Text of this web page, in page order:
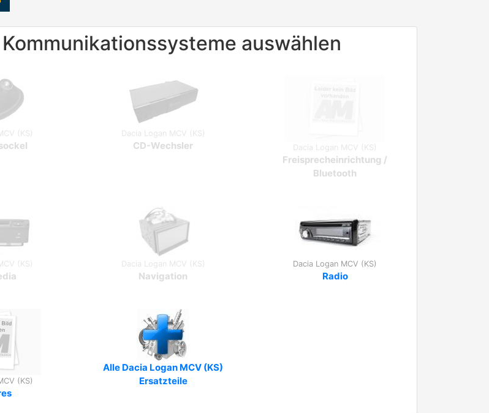
auswählen
(KS) Dacia Logan MCV (KS)
CD-Wechsler Dacia Logan MCV (KS)
Freisprecheinrichtung /
Bluetooth
(KS) Dacia Logan MCV (KS)
Navigation
Dacia Logan MCV (KS)
Radio
(KS)
Alle Dacia Logan MCV (KS)
Ersatzteile